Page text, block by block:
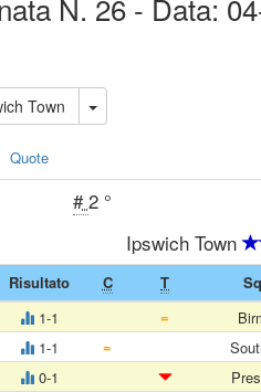
N. 26 - Data:
- Ipswich Town
Quote
#2 °
Ipswich Town
Risultato C T
1-1
=
1-1
=
0-1